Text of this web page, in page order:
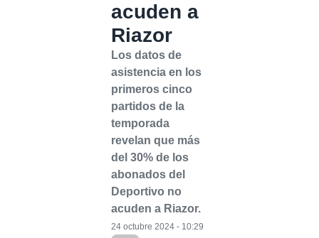
acuden a
Riazor
Los datos de
asistencia en los
primeros cinco
partidos de la
temporada
revelan que más
del 30% de los
abonados del
Deportivo no
acuden a Riazor.
24 octubre 2024 - 10:29